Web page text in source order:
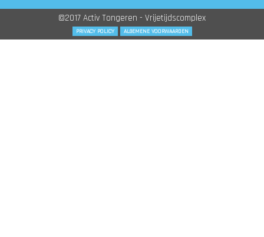
©2017 Activ Tongeren - Vrijetijdscomplex
PRIVACY POLICY ALGEMENE VOORWAARDEN